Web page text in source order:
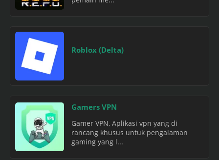
Roblox (Delta)
Gamers VPN
Gamer VPN, Aplikasi vpn yang di
rancang khusus untuk pengalaman
gaming yang l...